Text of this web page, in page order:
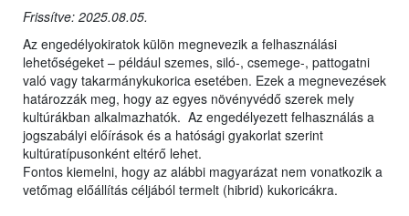
Frissítve: 2025.08.05.
Az engedélyokiratok külön megnevezik a felhasználási
lehetőségeket – például szemes, siló-, csemege-, pattogatni
való vagy takarmánykukorica esetében. Ezek a megnevezések
határozzák meg, hogy az egyes növényvédő szerek mely
kultúrákban alkalmazhatók. Az engedélyezett felhasználás a
jogszabályi előírások és a hatósági gyakorlat szerint
kultúratípusonként eltérő lehet.
Fontos kiemelni, hogy az alábbi magyarázat nem vonatkozik a
vetőmag előállítás céljából termelt (hibrid) kukoricákra.